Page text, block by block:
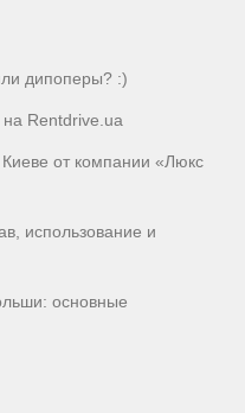
дипоперы? :)
Rentdrive.ua
от компании «Люкс
использование и
основные